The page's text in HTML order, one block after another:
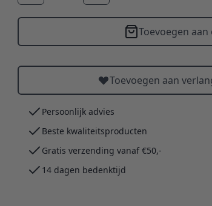
Toevoegen
Toevoegen aan
Persoonlijk advies
Beste kwaliteitsproducten
Gratis verzending vanaf €50,-
14 dagen bedenktijd